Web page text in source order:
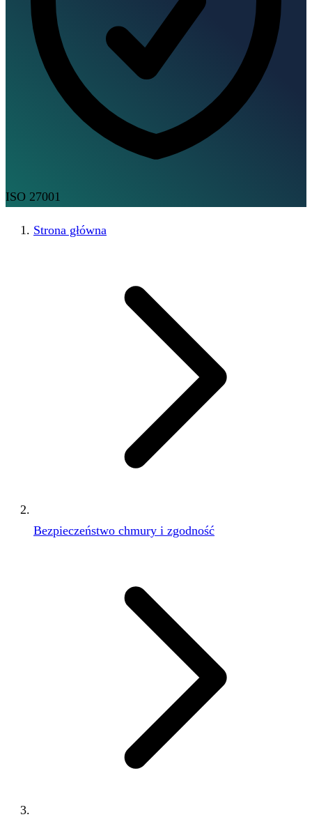
ISO 27001
Strona główna
Bezpieczeństwo chmury i zgodność